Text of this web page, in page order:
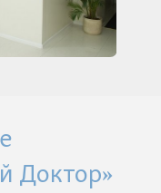
Доктор»